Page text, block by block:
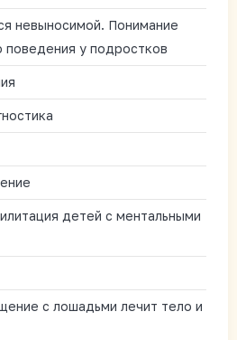
невыносимой. Понимание
у подростков
детей с ментальными
с лошадьми лечит тело и